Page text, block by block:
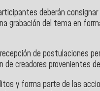
deberán
grabación del tema en
de postulaciones
de creadores provenientes
y forma parte de las